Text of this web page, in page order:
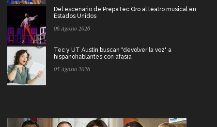
Del escenario de PrepaTec Qro al teatro musical en
Estados Unidos
06 Agosto 2026
Tec y UT Austin buscan "devolver la voz" a
hispanohablantes con afasia
05 Agosto 2026